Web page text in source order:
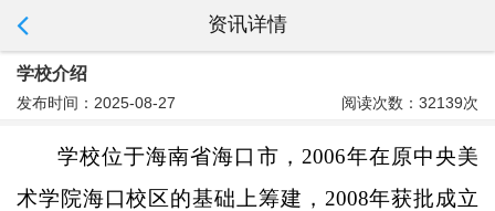
资讯详情
学校介绍
发布时间：2025-08-27 阅读次数：32139次
学校位于海南省海口市， 2006年在原中央美
术学院海口校区的基础上筹建，2008年获批成立